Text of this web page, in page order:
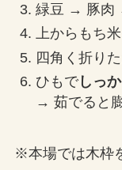
緑豆 → 豚肉
上からもち
四角く折り
ひもでしっ
→ 茹でると
※本場では木枠